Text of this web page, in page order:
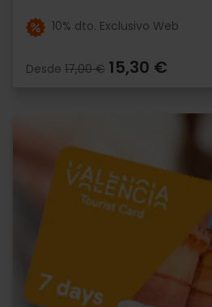
10% dto. Exclusivo Web
Desde 17,00 € 15,30 €